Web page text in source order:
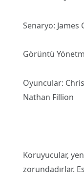
Senaryo: James
Görüntü
Oyuncular:
Nathan Fillion
Koruyucular,
zorundadırlar.